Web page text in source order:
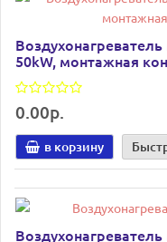
50kW, монтажная
0.00р.
в корзину